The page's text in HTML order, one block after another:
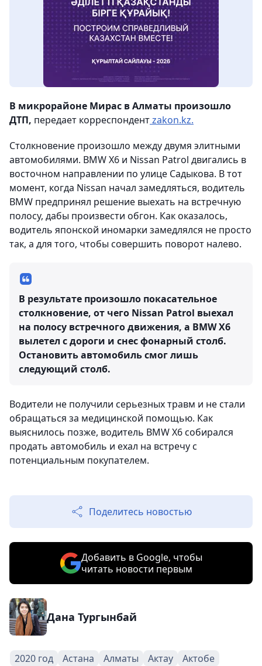
В микрорайоне Мирас в Алматы произошло
ДТП, передает корреспондентzakon.kz.
Столкновение произошло между двумя элитными
автомобилями. BMW X6 и Nissan Patrol двигались в
восточном направлении по улице Садыкова. В тот
момент, когда Nissan начал замедляться, водитель
BMW предпринял решение выехать на встречную
полосу, дабы произвести обгон. Как оказалось,
водитель японской иномарки замедлялся не просто
так, а для того, чтобы совершить поворот налево.
В результате произошло покасательное
столкновение, от чего Nissan Patrol выехал
на полосу встречного движения, а BMW X6
вылетел с дороги и снес фонарный столб.
Остановить автомобиль смог лишь
следующий столб.
Водители не получили серьезных травм и не стали
обращаться за медицинской помощью. Как
выяснилось позже, водитель BMW X6 собирался
продать автомобиль и ехал на встречу с
потенциальным покупателем.
Поделитесь новостью
Добавить в Google, чтобы
читать новости первым
Дана Тургынбай
2020 год Астана Алматы Актау
Актобе